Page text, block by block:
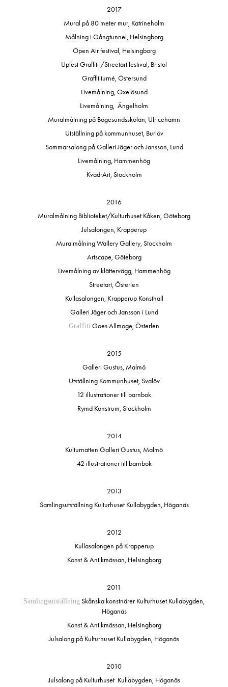
2017
Mural på 80 meter mur, Katrineholm
Målning i Gångtunnel, Helsingborg
Open Air festival, Helsingborg
Upfest Graffiti /Streetart festival, Bristol
Graffititurné, Östersund
Livemålning, Oxelösund
Livemålning, Ängelholm
Muralmålning på Bogesundsskolan, Ulricehamn
Utställning på kommunhuset, Burlöv
Sommarsalong på Galleri Jäger och Jansson, Lund
Livemålning, Hammenhög
KvadrArt, Stockholm
2016
Muralmålning Biblioteket/Kulturhuset Kåken, Göteborg
Julsalongen, Krapperup
Muralmålning Wallery Gallery, Stockholm
Artscape, Göteborg
Livemålning av klättervägg, Hammenhög
Streetart, Österlen
Kullasalongen, Krapperup Konsthall
Galleri Jäger och Jansson i Lund
Graffiti Goes Allmoge, Österlen
2015
Galleri Gustus, Malmö
Utställning Kommunhuset, Svalöv
12 illustrationer till barnbok
Rymd Konstrum, Stockholm
2014
Kulturnatten Galleri Gustus, Malmö
42 illustrationer till barnbok
2013
Samlingsutställning Kulturhuset Kullabygden, Höganäs
2012
Kullasalongen på Krapperup
Konst & Antikmässan, Helsingborg
2011
Samlingsutställning Skånska konstnärer Kulturhuset Kullabygden,
Höganäs
Konst & Antikmässan, Helsingborg
Julsalong på Kulturhuset Kullabygden, Höganäs
2010
Julsalong på Kulturhuset Kullabygden, Höganäs